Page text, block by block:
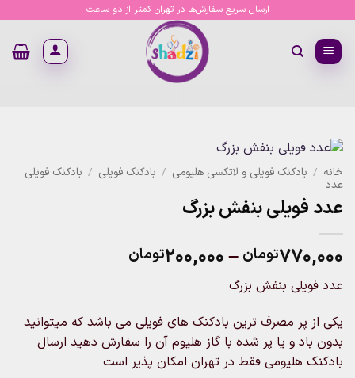
content
ارسال سریع سفارش‌ها در تهران کمتر از دو ساعت
خانه / بادکنک فویلی و لاتکسی هلیومی / بادکنک فویلی / بادکنک فویلی
عدد
عدد فویلی بنفش بزرگ
۷۷۰,۰۰۰تومان –۲۰۰,۰۰۰تومان
through
۷۷۰,۰۰۰تومان
عدد فویلی بنفش بزرگ
یکی از پر مصرف ترین بادکنک های فویلی می باشد که میتوانید
بدون باد و یا پر شده با گاز هلیوم آن را سفارش دهید ارسال
بادکنک هلیومی فقط در تهران امکان پذیر است